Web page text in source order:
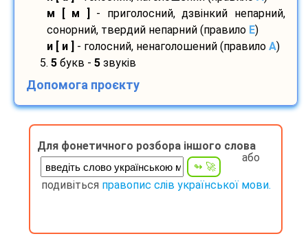
м [ м ]
- приголосний, дзвінкий непарний,
сонорний, твердий непарний (правило E)
и [ и ]
- голосний, ненаголошений (правило A)
5. 5 букв - 5 звуків
Допомога проєкту
Для фонетичного розбора іншого слова
або
подивіться правопис слів української мови.